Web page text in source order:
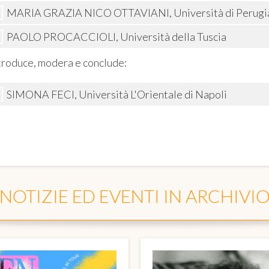
MARIA GRAZIA NICO OTTAVIANI, Università di
PAOLO PROCACCIOLI, Università della Tuscia
modera e conclude:
SIMONA FECI, Università L'Orientale di Napoli
ED EVENTI IN